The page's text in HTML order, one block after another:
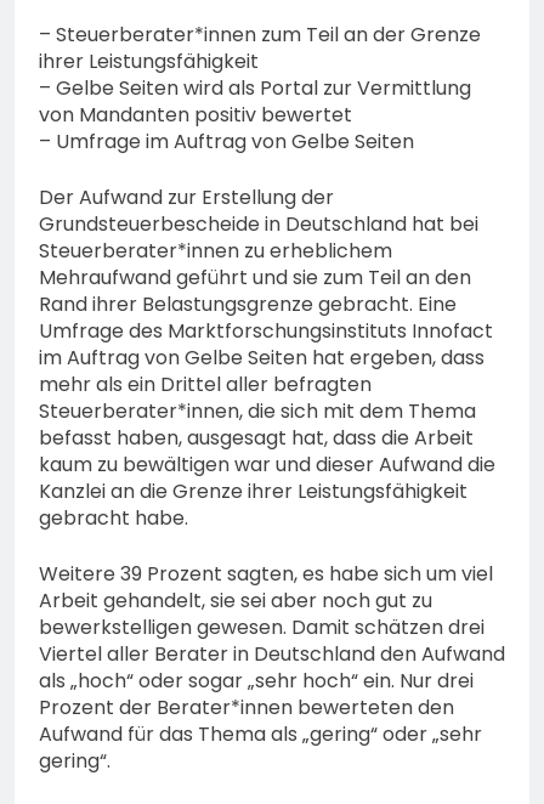
H. weiterhin vermisst –
Erneute Veröffentlichung
eines Fotos
6. August 2026
– Steuerberater*innen zum Teil an der Grenze
ihrer Leistungsfähigkeit
– Gelbe Seiten wird als Portal zur Vermittlung
von Mandanten positiv bewertet
– Umfrage im Auftrag von Gelbe Seiten
Der Aufwand zur Erstellung der
Grundsteuerbescheide in Deutschland hat bei
Steuerberater*innen zu erheblichem
Mehraufwand geführt und sie zum Teil an den
Rand ihrer Belastungsgrenze gebracht. Eine
Umfrage des Marktforschungsinstituts Innofact
im Auftrag von Gelbe Seiten hat ergeben, dass
mehr als ein Drittel aller befragten
Steuerberater*innen, die sich mit dem Thema
befasst haben, ausgesagt hat, dass die Arbeit
kaum zu bewältigen war und dieser Aufwand die
Kanzlei an die Grenze ihrer Leistungsfähigkeit
gebracht habe.
Weitere 39 Prozent sagten, es habe sich um viel
Arbeit gehandelt, sie sei aber noch gut zu
bewerkstelligen gewesen. Damit schätzen drei
Viertel aller Berater in Deutschland den Aufwand
als „hoch“ oder sogar „sehr hoch“ ein. Nur drei
Prozent der Berater*innen bewerteten den
Aufwand für das Thema als „gering“ oder „sehr
gering“.